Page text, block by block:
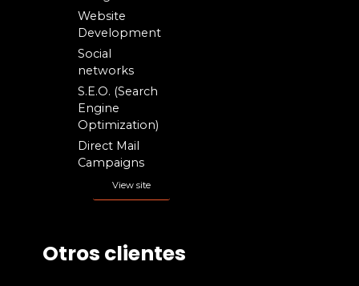
Website
Development
Social
networks
S.E.O. (Search
Engine
Optimization)
Direct Mail
Campaigns
View site
Otros clientes